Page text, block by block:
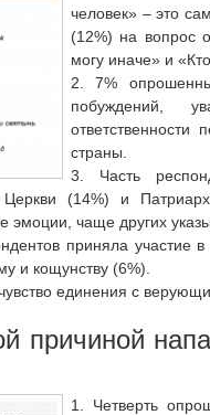
человек» – это
(12%) на вопрос
могу иначе» и
2. 7%
побуждений,
страны.
3. Часть
(14%) и
чаще других
приняла участие
и кощунству (6%).
единения с
причиной
1. Четверть